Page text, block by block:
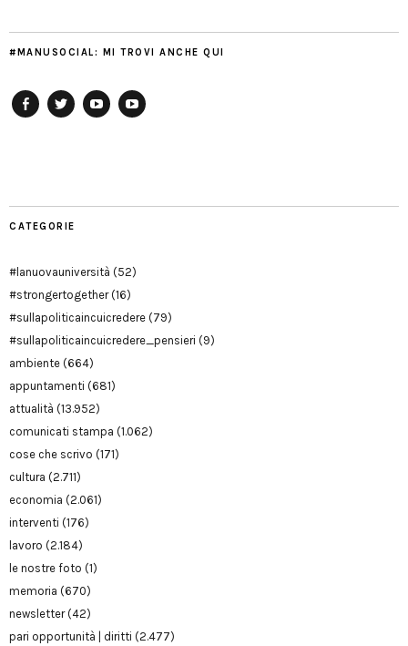
#MANUSOCIAL: MI TROVI ANCHE QUI
CATEGORIE
#lanuovauniversità (52)
#strongertogether(16)
#sullapoliticaincuicredere (79)
#sullapoliticaincuicredere_pensieri (9)
ambiente (664)
appuntamenti (681)
attualità (13.952)
comunicati stampa (1.062)
cose che scrivo (171)
cultura (2.711)
economia (2.061)
interventi (176)
lavoro (2.184)
le nostre foto (1)
memoria (670)
newsletter(42)
pari opportunità | diritti (2.477)